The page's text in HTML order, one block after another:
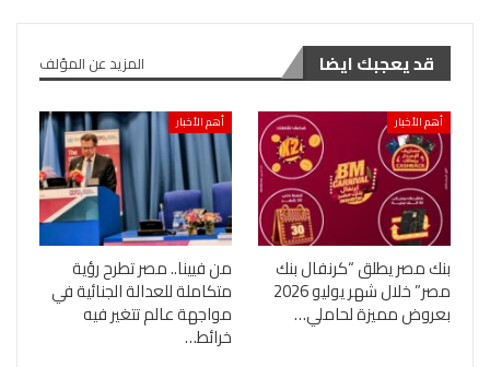
قد يعجبك ايضا المزيد عن المؤلف
أهم الأخبار
بنك مصر يطلق “كرنفال بنك
مصر” خلال شهر يوليو 2026
بعروض مميزة لحاملي…
أهم الأخبار
من فيينا.. مصر تطرح رؤية
متكاملة للعدالة الجنائية في
مواجهة عالم تتغير فيه
خرائط…